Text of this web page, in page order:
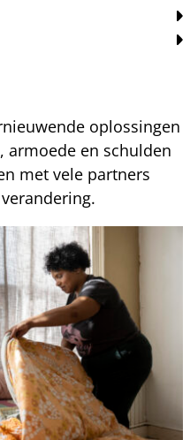
oplossingen
armoede en schulden
met vele partners